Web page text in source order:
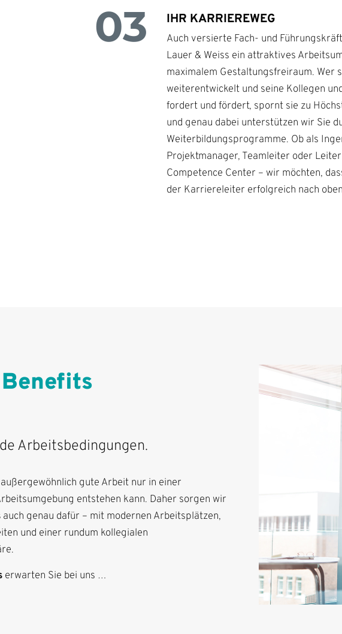
03 IHR KARRIEREWEG
Auch versierte Fach- und
Lauer & Weiss ein attraktives
maximalem Gestaltungsfreiraum. Wer
weiterentwickelt und seine Kollegen
fordert und fördert, spornt sie zu
und genau dabei unterstützen wir Sie
Weiterbildungsprogramme. Ob als
Projektmanager, Teamleiter oder
Competence Center – wir möchten,
der Karriereleiter erfolgreich nach
Arbeitsbedingungen.
gute Arbeit nur in einer
entstehen kann. Daher sorgen wir
auch genau dafür – mit modernen Arbeitsplätzen,
und einer rundum kollegialen
erwarten Sie bei uns …